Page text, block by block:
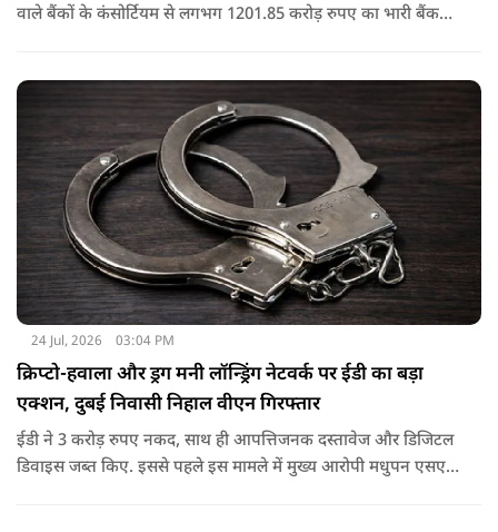
वाले बैंकों के कंसोर्टियम से लगभग 1201.85 करोड़ रुपए का भारी बैंक
उसके प्रमोटरों/शेयरधारकों/डायरेक्टरों ने मनी लॉन्ड्रिंग का अपराध किया
24 Jul, 2026 03:04 PM
क्रिप्टो-हवाला और ड्रग मनी लॉन्ड्रिंग नेटवर्क पर ईडी का बड़ा
एक्शन, दुबई निवासी निहाल वीएन गिरफ्तार
ईडी ने 3 करोड़ रुपए नकद, साथ ही आपत्तिजनक दस्तावेज और डिजिटल
डिवाइस जब्त किए. इससे पहले इस मामले में मुख्य आरोपी मधुपन एसएस